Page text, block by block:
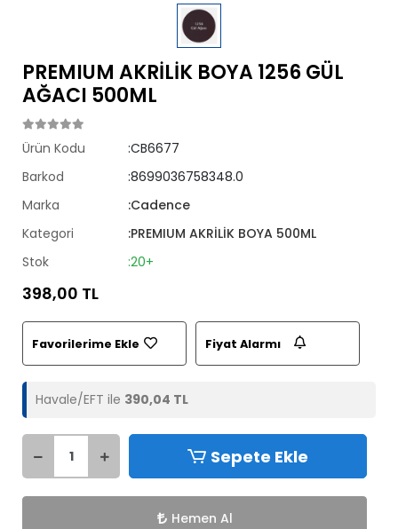
PREMIUM AKRİLİK BOYA 1256 GÜL
AĞACI 500ML
Ürün Kodu
:CB6677
Barkod
:8699036758348.0
Marka
:Cadence
Kategori
:PREMIUM AKRİLİK BOYA 500ML
Stok
:20+
398,00 TL
Favorilerime Ekle Fiyat Alarmı
Havale/EFT ile 390,04 TL
Sepete Ekle
Hemen Al